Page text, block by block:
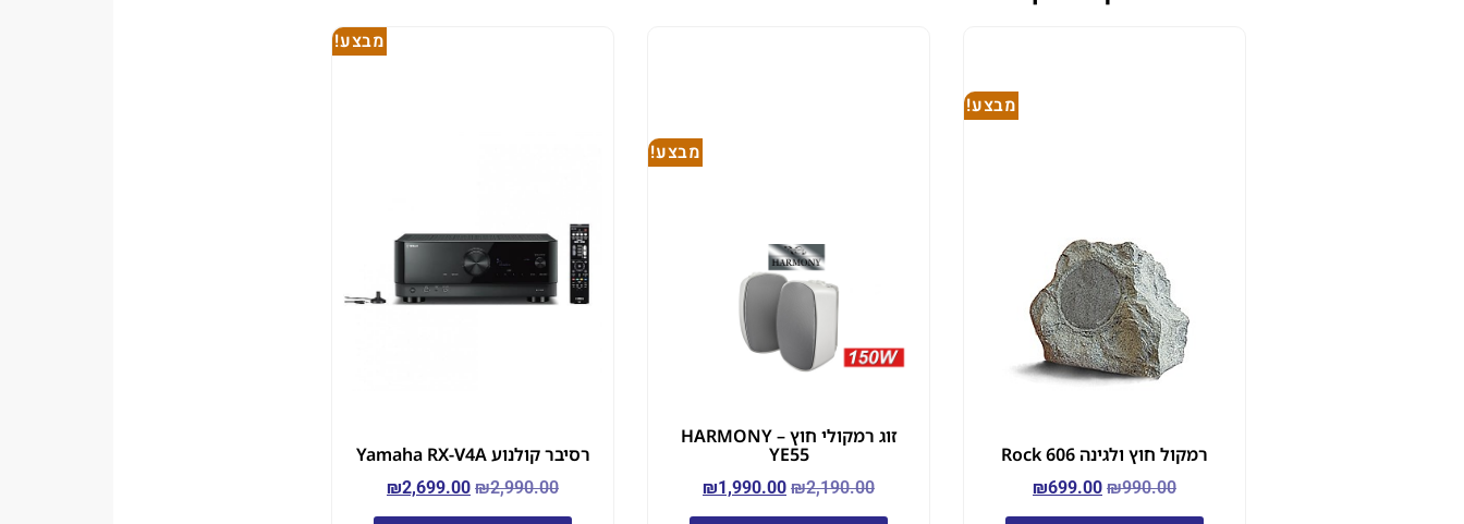
מבצע!
רמקול חוץ ולגינה Rock 606
₪990.00
₪699.00
מבצע!
זוג רמקולי חוץ – HARMONY
YE55
₪2,190.00
₪1,990.00
מבצע!
רסיבר קולנוע Yamaha RX-V4A
₪2,990.00
₪2,699.00